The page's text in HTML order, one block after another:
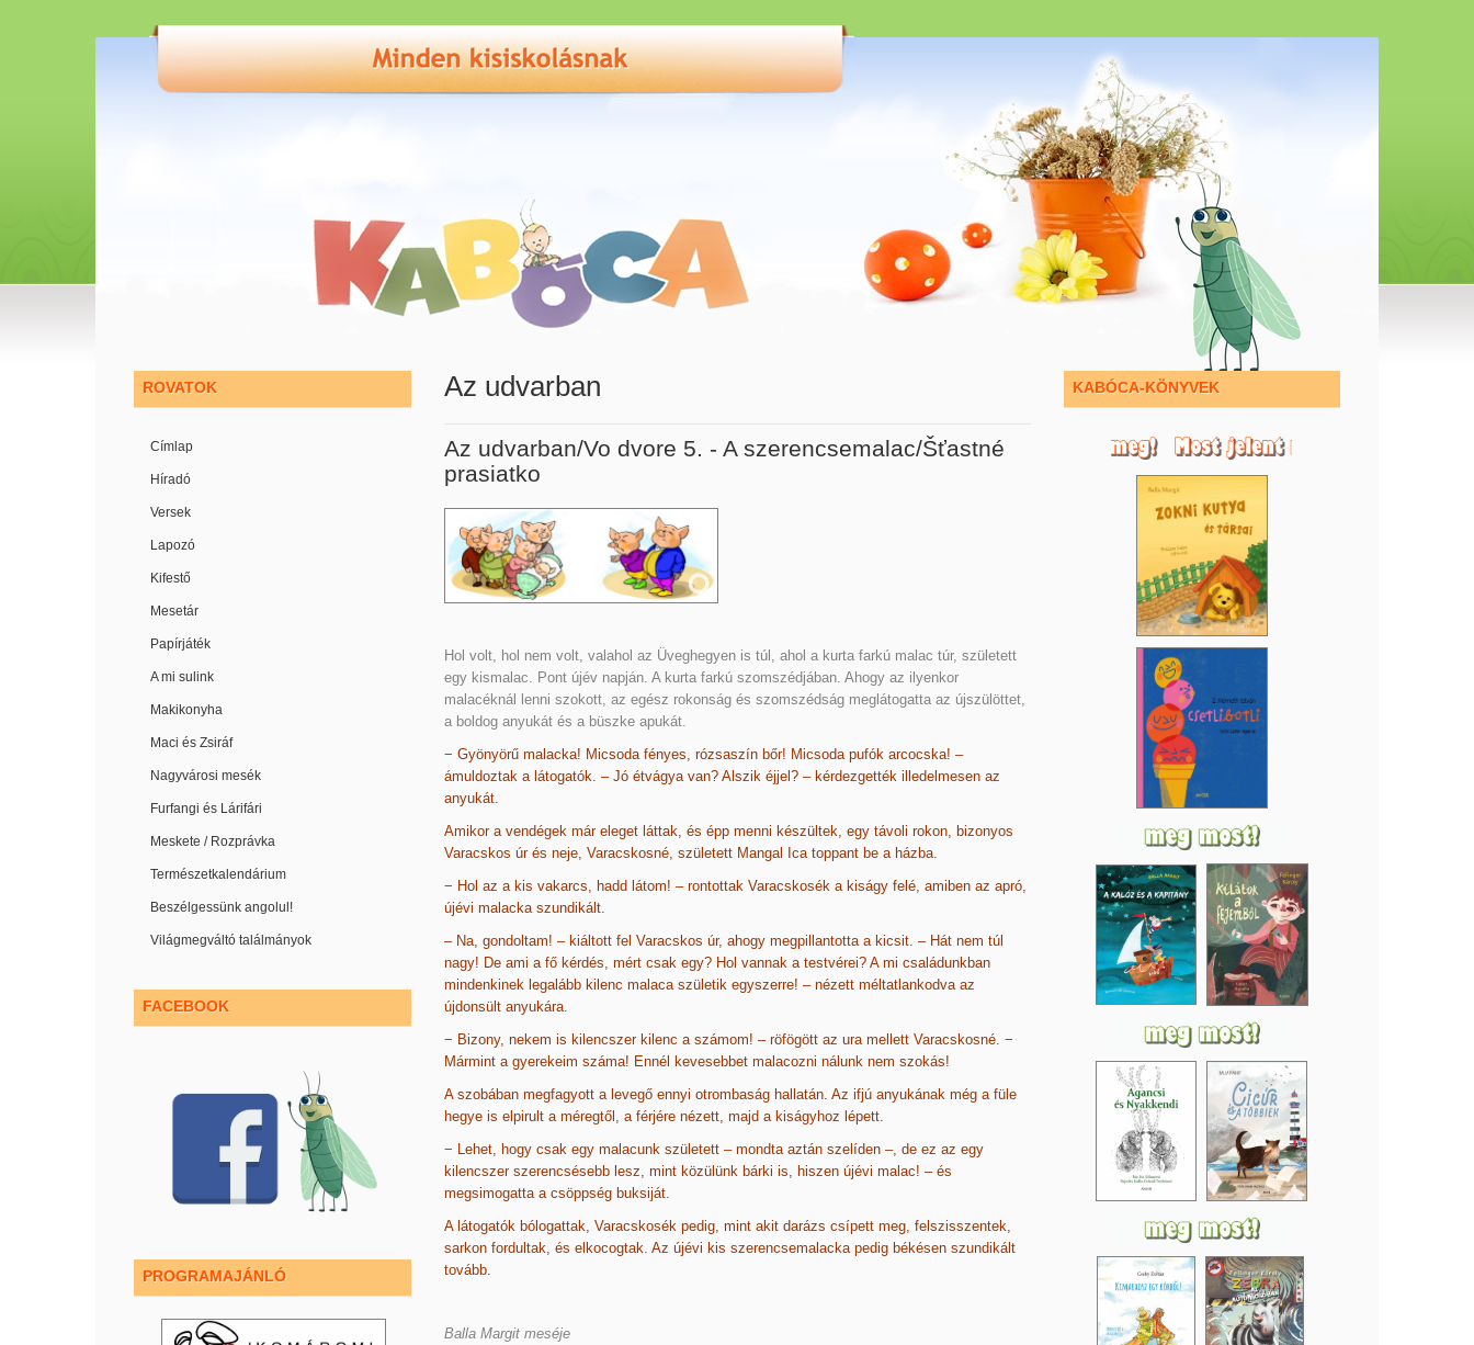
Az udvarban
Az udvarban/Vo dvore 5. - A szerencsemalac/Šťastné
prasiatko
Hol volt, hol nem volt, valahol az Üveghegyen is túl, ahol a kurta farkú malac túr, született
egy kismalac. Pont újév napján. A kurta farkú szomszédjában. Ahogy az ilyenkor
malacéknál lenni szokott, az egész rokonság és szomszédság meglátogatta az újszülöttet,
a boldog anyukát és a büszke apukát.
− Gyönyörű malacka! Micsoda fényes, rózsaszín bőr! Micsoda pufók arcocska! –
ámuldoztak a látogatók. – Jó étvágya van? Alszik éjjel? – kérdezgették illedelmesen az
anyukát.
Amikor a vendégek már eleget láttak, és épp menni készültek, egy távoli rokon, bizonyos
Varacskos úr és neje, Varacskosné, született Mangal Ica toppant be a házba.
− Hol az a kis vakarcs, hadd látom! – rontottak Varacskosék a kiságy felé, amiben az apró,
újévi malacka szundikált.
– Na, gondoltam! – kiáltott fel Varacskos úr, ahogy megpillantotta a kicsit. – Hát nem túl
nagy! De ami a fő kérdés, mért csak egy? Hol vannak a testvérei? A mi családunkban
mindenkinek legalább kilenc malaca születik egyszerre! – nézett méltatlankodva az
újdonsült anyukára.
− Bizony, nekem is kilencszer kilenc a számom! – röfögött az ura mellett Varacskosné. −
Mármint a gyerekeim száma! Ennél kevesebbet malacozni nálunk nem szokás!
A szobában megfagyott a levegő ennyi otrombaság hallatán. Az ifjú anyukának még a füle
hegye is elpirult a méregtől, a férjére nézett, majd a kiságyhoz lépett.
− Lehet, hogy csak egy malacunk született – mondta aztán szelíden –, de ez az egy
kilencszer szerencsésebb lesz, mint közülünk bárki is, hiszen újévi malac! – és
megsimogatta a csöppség buksiját.
A látogatók bólogattak, Varacskosék pedig, mint akit darázs csípett meg, felszisszentek,
sarkon fordultak, és elkocogtak. Az újévi kis szerencsemalacka pedig békésen szundikált
tovább.
Balla Margit meséje
ROVATOK
Címlap
Híradó
Versek
Lapozó
Kifestő
Mesetár
Papírjáték
A mi sulink
Makikonyha
Maci és Zsiráf
Nagyvárosi mesék
Furfangi és Lárifári
Meskete / Rozprávka
Természetkalendárium
Beszélgessünk angolul!
Világmegváltó találmányok
FACEBOOK
PROGRAMAJÁNLÓ
KABÓCA-KÖNYVEK